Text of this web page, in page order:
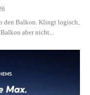
den Balkon. Klingt logisch,
aber nicht...